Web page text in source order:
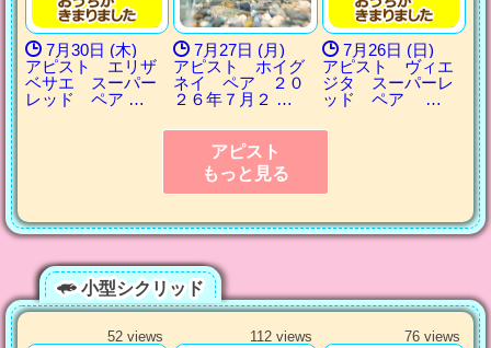
7月30日 (木)
アピスト エリザ
ベサエ スーパー
レッド ペア …
7月27日 (月)
アピスト ホイグ
ネイ ペア ２０
２６年７月２ …
7月26日 (日)
アピスト ヴィエ
ジタ スーパーレ
ッド ペア …
アピスト
もっと見る
小型シクリッド
52 views 112 views 76 views